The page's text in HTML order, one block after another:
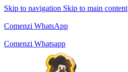
Skip to navigation Skip to main content
Comenzi WhatsApp
Comenzi Whatsapp